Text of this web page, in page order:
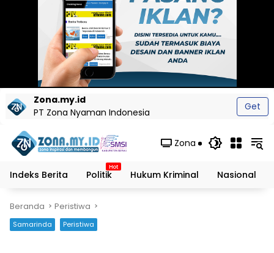
Zona.my.id
PT Zona Nyaman Indonesia
Get
Zona
Indeks Berita Politik Hukum Kriminal Nasional
Beranda Peristiwa
Samarinda Peristiwa